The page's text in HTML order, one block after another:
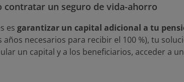
contratar un seguro de vida-ahorro
es garantizar un capital adicional a tu
años necesarios para recibir el 100 %), tu
un capital y a los beneficiarios, acceder a un